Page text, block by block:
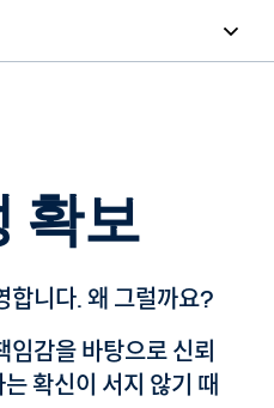
확보
니다. 왜 그럴까요?
감을 바탕으로 신뢰
확신이 서지 않기 때